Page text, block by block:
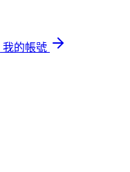
我的帳號